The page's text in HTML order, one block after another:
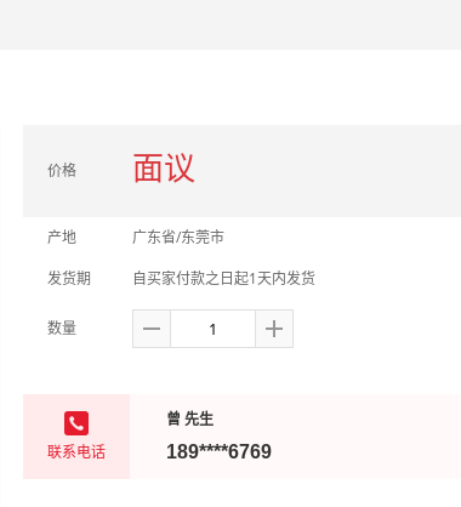
价格 面议
产地
广东省/东莞市
发货期
自买家付款之日起1天内发货
数量
联系电话
曾 先生
189****6769